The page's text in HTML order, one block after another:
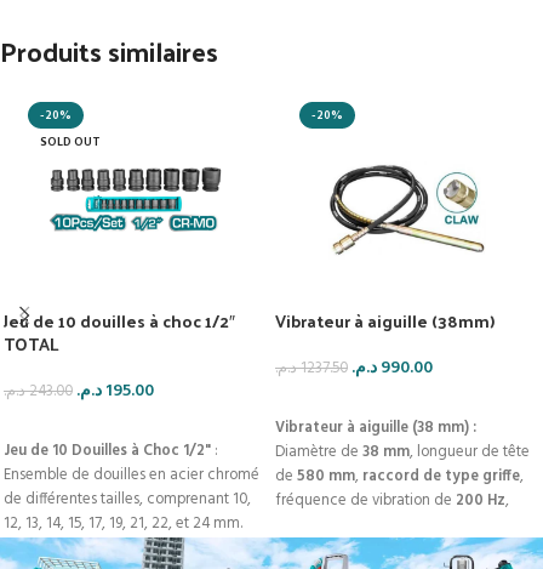
Produits similaires
-20%
SOLD OUT
Jeu de 10 douilles à choc 1/2″
TOTAL
243.00د.م. 195.00د.م.
Jeu de 10 Douilles à Choc 1/2" :
Ensemble de douilles en acier chromé
de différentes tailles, comprenant 10,
12, 13, 14, 15, 17, 19, 21, 22, et 24 mm.
Notre Jeu de 10 Douilles à Choc 1/2" :
-20%
Vibrateur à aiguille (38mm)
1237.50د.م. 990.00د.م.
Vibrateur à aiguille (38 mm) :
Diamètre de 38 mm, longueur de tête
de 580 mm, raccord de type griffe,
fréquence de vibration de 200 Hz,
Vibrateur de Perfromance.. à aiguille